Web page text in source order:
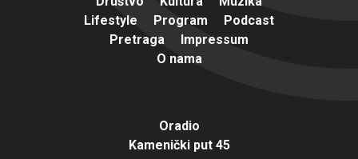
Lifestyle
Program
Podcast
Pretraga
Impressum
O nama
Oradio
Kamenički put 45